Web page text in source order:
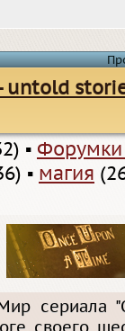
untold
▪
▪ магия
сериала